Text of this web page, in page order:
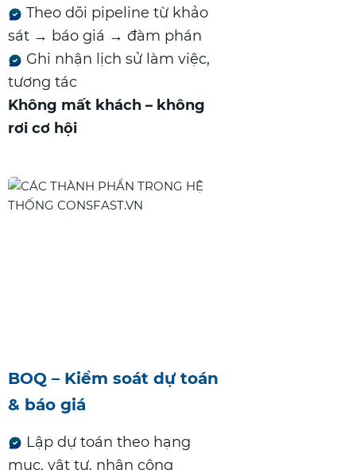
Theo dõi pipeline từ khảo
sát → báo giá → đàm phán
Ghi nhận lịch sử làm việc,
tương tác
Không mất khách – không
rơi cơ hội
BOQ – Kiểm soát dự toán
& báo giá
Lập dự toán theo hạng
mục, vật tư, nhân công